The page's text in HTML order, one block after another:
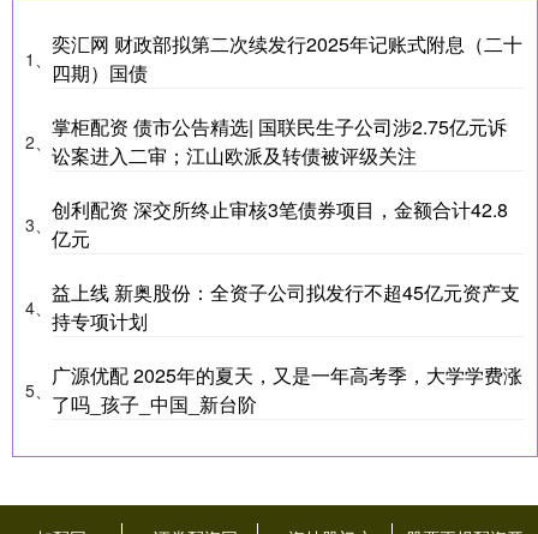
1、
奕汇网 财政部拟第二次续发行2025年记账式附息（二十
四期）国债
2、
掌柜配资 债市公告精选| 国联民生子公司涉2.75亿元诉
讼案进入二审；江山欧派及转债被评级关注
3、
创利配资 深交所终止审核3笔债券项目，金额合计42.8
亿元
4、
益上线 新奥股份：全资子公司拟发行不超45亿元资产支
持专项计划
5、
广源优配 2025年的夏天，又是一年高考季，大学学费涨
了吗_孩子_中国_新台阶